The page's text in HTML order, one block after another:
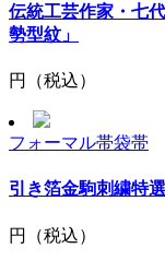
伝統工芸作家・七
勢型紋」
円 （税込）
フォーマル帯袋帯
引き箔金駒刺繍特
円 （税込）